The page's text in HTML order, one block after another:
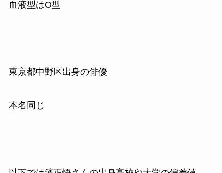
血液型はO型
東京都中野区出身の俳優
本名同じ